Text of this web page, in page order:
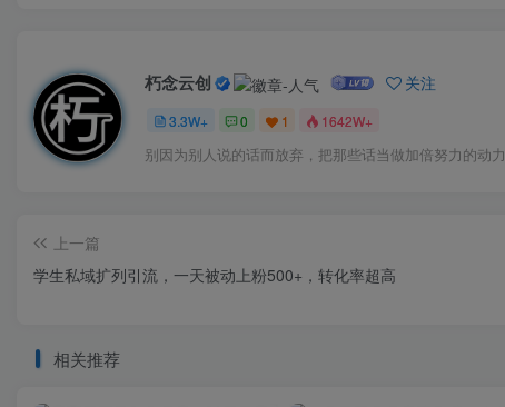
朽念云创 关注
3.3W+ 0 1 1642W+
别因为别人说的话而放弃，把那些话当做加倍努力的动力
上一篇
学生私域扩列引流，一天被动上粉500+，转化率超高
相关推荐